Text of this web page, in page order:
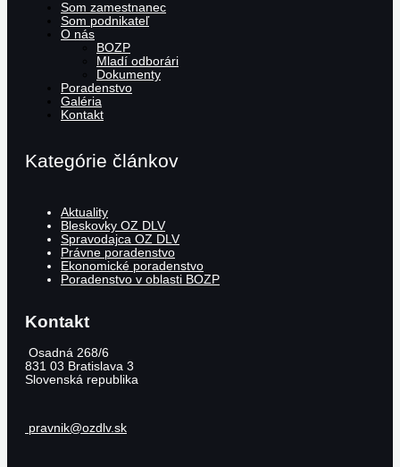
Som zamestnanec
Som podnikateľ
O nás
BOZP
Mladí odborári
Dokumenty
Poradenstvo
Galéria
Kontakt
Kategórie článkov
Aktuality
Bleskovky OZ DLV
Spravodajca OZ DLV
Právne poradenstvo
Ekonomické poradenstvo
Poradenstvo v oblasti BOZP
Kontakt
Osadná 268/6
831 03 Bratislava 3
Slovenská republika
pravnik@ozdlv.sk